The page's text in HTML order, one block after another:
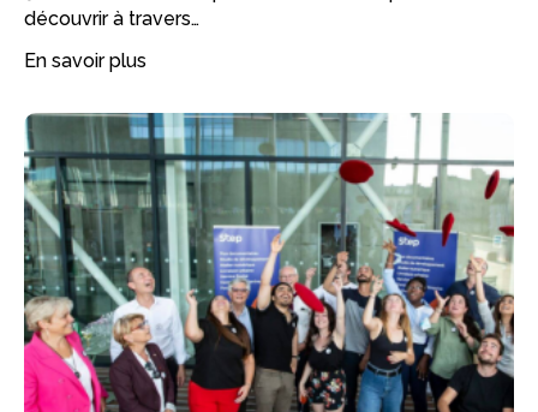
découvrir à travers…
En savoir plus